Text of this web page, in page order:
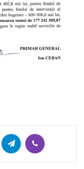
WhatsAppTelegram